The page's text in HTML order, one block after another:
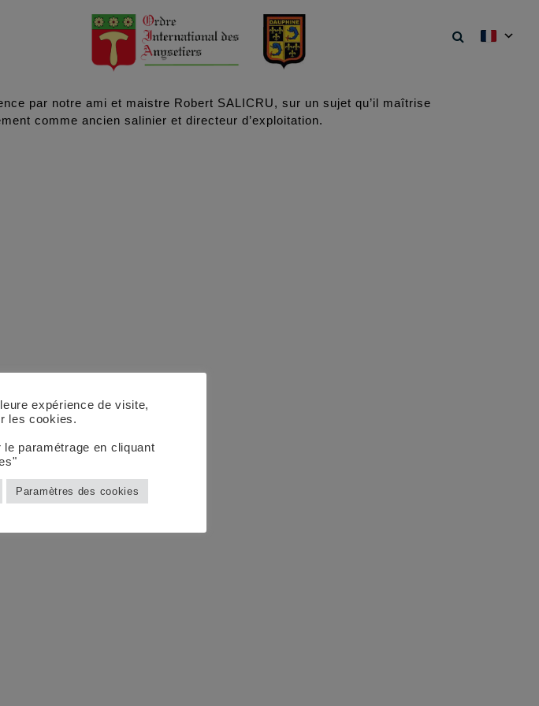
par notre ami et maistre Robert SALICRU, sur un sujet qu’il maîtrise
comme ancien salinier et directeur d’exploitation.
expérience de visite,
les cookies.
paramétrage en cliquant
Paramètres des cookies